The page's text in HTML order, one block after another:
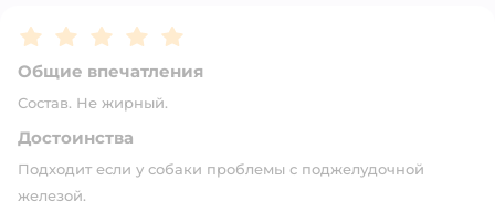
Рейтинг:5
Общие впечатления
Состав. Не жирный.
Достоинства
Подходит если у собаки проблемы с поджелудочной
железой.